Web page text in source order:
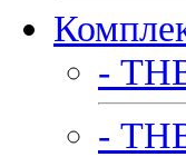
-
-